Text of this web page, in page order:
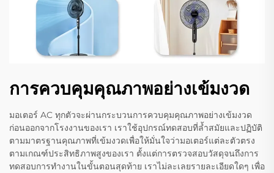
การควบคุมคุณภาพอย่างเข้มงวด
มอเตอร์ AC ทุกตัวจะผ่านกระบวนการควบคุมคุณภาพอย่างเข้มงวด
ก่อนออกจากโรงงานของเรา เราใช้อุปกรณ์ทดสอบที่ล้ำสมัยและปฏิบัติ
ตามมาตรฐานคุณภาพที่เข้มงวดเพื่อให้มั่นใจว่ามอเตอร์แต่ละตัวตรง
ตามเกณฑ์ประสิทธิภาพสูงของเรา ตั้งแต่การตรวจสอบวัสดุจนถึงการ
ทดสอบการทำงานในขั้นตอนสุดท้าย เราไม่ละเลยรายละเอียดใดๆ เพื่อ